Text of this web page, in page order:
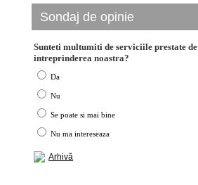
Sondaj de opinie
Sunteti multumiti de serviciile prestate de
intreprinderea noastra?
Da
Nu
Se poate si mai bine
Nu ma intereseaza
Arhivă